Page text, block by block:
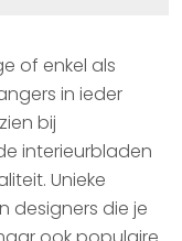
of enkel als
in ieder
bij
interieurbladen
Unieke
designers die je